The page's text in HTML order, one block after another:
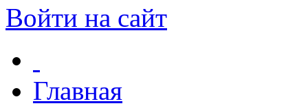
Войти на сайт
Главная